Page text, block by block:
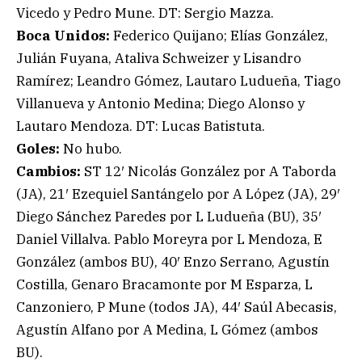
Vicedo y Pedro Mune. DT: Sergio Mazza.
Boca Unidos: Federico Quijano; Elías González,
Julián Fuyana, Ataliva Schweizer y Lisandro
Ramírez; Leandro Gómez, Lautaro Ludueña, Tiago
Villanueva y Antonio Medina; Diego Alonso y
Lautaro Mendoza. DT: Lucas Batistuta.
Goles: No hubo.
Cambios: ST 12′ Nicolás González por A Taborda
(JA), 21′ Ezequiel Santángelo por A López (JA), 29′
Diego Sánchez Paredes por L Ludueña (BU), 35′
Daniel Villalva. Pablo Moreyra por L Mendoza, E
González (ambos BU), 40′ Enzo Serrano, Agustín
Costilla, Genaro Bracamonte por M Esparza, L
Canzoniero, P Mune (todos JA), 44′ Saúl Abecasis,
Agustín Alfano por A Medina, L Gómez (ambos
BU).